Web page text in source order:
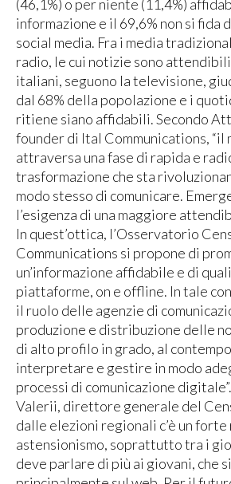
(46,1%) o per niente (11,4%)
informazione e il 69,6% non si fida
social media. Fra i media
radio, le cui notizie sono
italiani, seguono la televisione,
dal 68% della popolazione e i
ritiene siano affidabili. Secondo
founder di Ital Communications, “il
attraversa una fase di rapida e
trasformazione che sta
modo stesso di comunicare.
l’esigenza di una maggiore
In quest’ottica, l’Osservatorio
Communications si propone di
un’informazione affidabile e di
piattaforme, on e offline. In tale
il ruolo delle agenzie di
produzione e distribuzione delle
di alto profilo in grado, al
interpretare e gestire in modo
processi di comunicazione
Valerii, direttore generale del
dalle elezioni regionali c’è un forte
astensionismo, soprattutto tra i
deve parlare di più ai giovani, che